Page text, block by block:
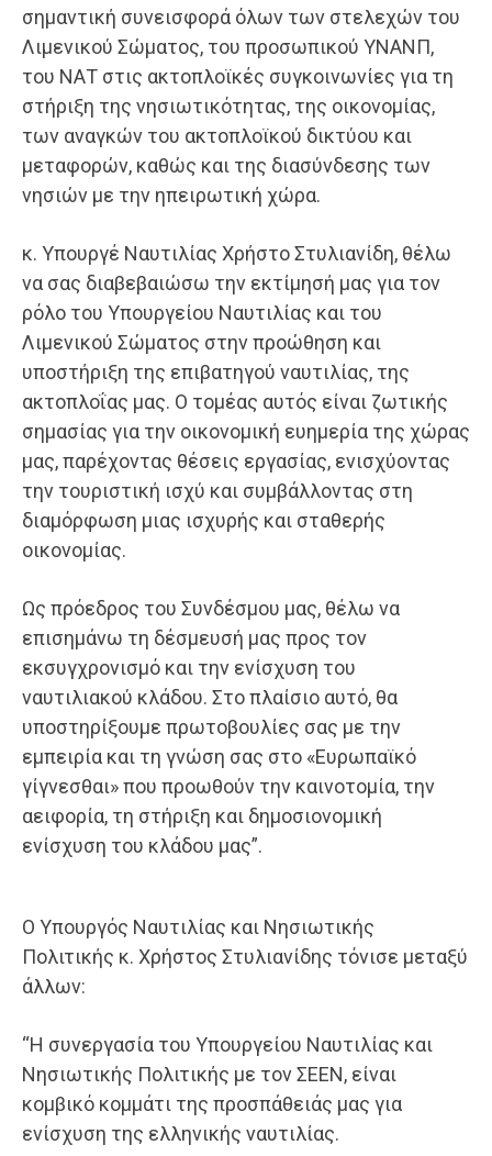
σημαντική συνεισφορά όλων των στελεχών του
Λιμενικού Σώματος, του προσωπικού ΥΝΑΝΠ,
του ΝΑΤ στις ακτοπλοϊκές συγκοινωνίες για τη
στήριξη της νησιωτικότητας, της οικονομίας,
των αναγκών του ακτοπλοϊκού δικτύου και
μεταφορών, καθώς και της διασύνδεσης των
νησιών με την ηπειρωτική χώρα.
κ. Υπουργέ Ναυτιλίας Χρήστο Στυλιανίδη, θέλω
να σας διαβεβαιώσω την εκτίμησή μας για τον
ρόλο του Υπουργείου Ναυτιλίας και του
Λιμενικού Σώματος στην προώθηση και
υποστήριξη της επιβατηγού ναυτιλίας, της
ακτοπλοΐας μας. Ο τομέας αυτός είναι ζωτικής
σημασίας για την οικονομική ευημερία της χώρας
μας, παρέχοντας θέσεις εργασίας, ενισχύοντας
την τουριστική ισχύ και συμβάλλοντας στη
διαμόρφωση μιας ισχυρής και σταθερής
οικονομίας.
Ως πρόεδρος του Συνδέσμου μας, θέλω να
επισημάνω τη δέσμευσή μας προς τον
εκσυγχρονισμό και την ενίσχυση του
ναυτιλιακού κλάδου. Στο πλαίσιο αυτό, θα
υποστηρίξουμε πρωτοβουλίες σας με την
εμπειρία και τη γνώση σας στο «Ευρωπαϊκό
γίγνεσθαι» που προωθούν την καινοτομία, την
αειφορία, τη στήριξη και δημοσιονομική
ενίσχυση του κλάδου μας”.
Ο Υπουργός Ναυτιλίας και Νησιωτικής
Πολιτικής κ. Χρήστος Στυλιανίδης τόνισε μεταξύ
άλλων:
“Η συνεργασία του Υπουργείου Ναυτιλίας και
Νησιωτικής Πολιτικής με τον ΣΕΕΝ, είναι
κομβικό κομμάτι της προσπάθειάς μας για
ενίσχυση της ελληνικής ναυτιλίας.